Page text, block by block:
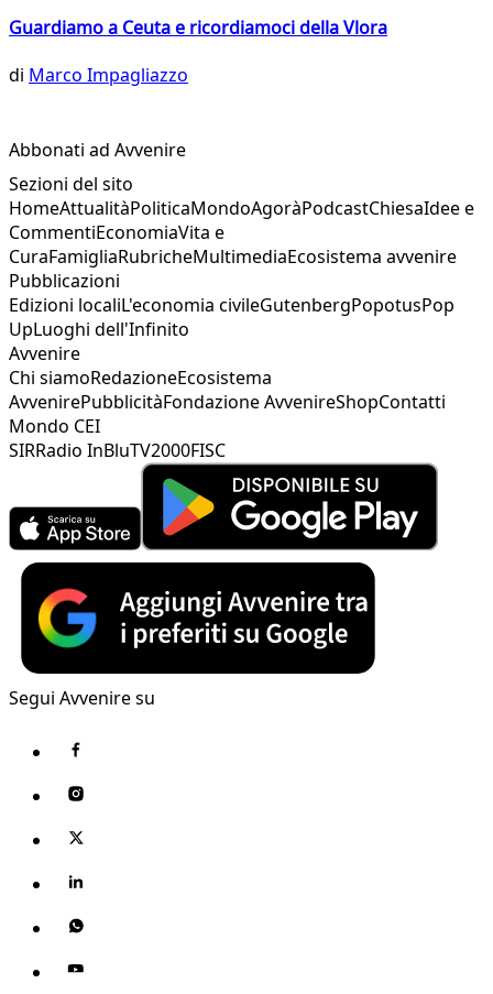
Guardiamo a Ceuta e ricordiamoci della Vlora
di Marco Impagliazzo
Abbonati ad Avvenire
Sezioni del sito
HomeAttualitàPoliticaMondoAgoràPodcastChiesaIdee e
CommentiEconomiaVita e
CuraFamigliaRubricheMultimediaEcosistema avvenire
Pubblicazioni
Edizioni localiL'economia civileGutenbergPopotusPop
UpLuoghi dell'Infinito
Avvenire
Chi siamoRedazioneEcosistema
AvvenirePubblicitàFondazione AvvenireShopContatti
Mondo CEI
SIRRadio InBluTV2000FISC
Segui Avvenire su